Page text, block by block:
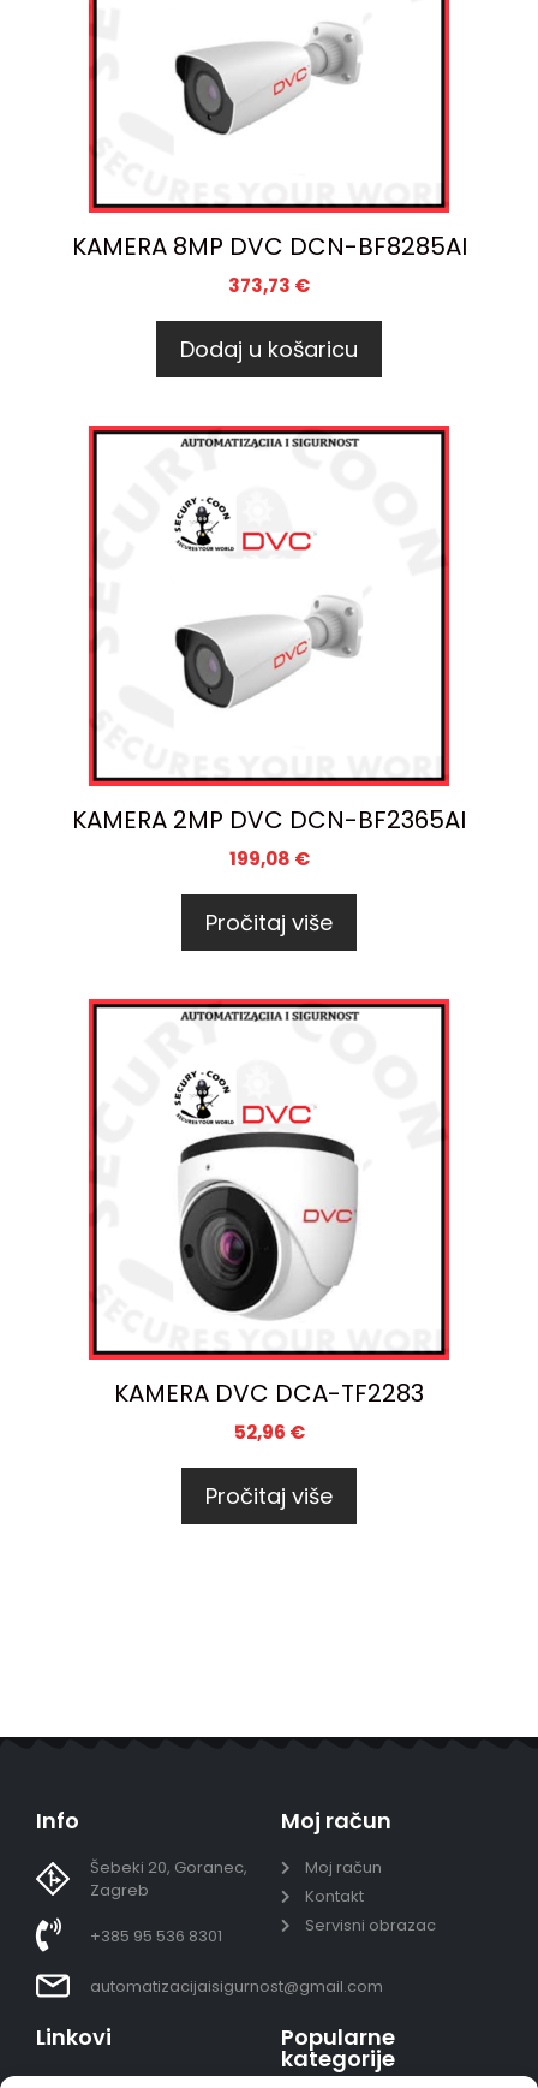
KAMERA 8MP DVC DCN-BF8285AI
373,73 €
Dodaj u košaricu
KAMERA 2MP DVC DCN-BF2365AI
199,08 €
Pročitaj više
KAMERA DVC DCA-TF2283
52,96 €
Pročitaj više
Info
Šebeki 20, Goranec,
Zagreb
+385 95 536 8301
automatizacijaisigurnost@gmail.com
Moj račun
Moj račun
Kontakt
Servisni obrazac
Linkovi Popularne
kategorije